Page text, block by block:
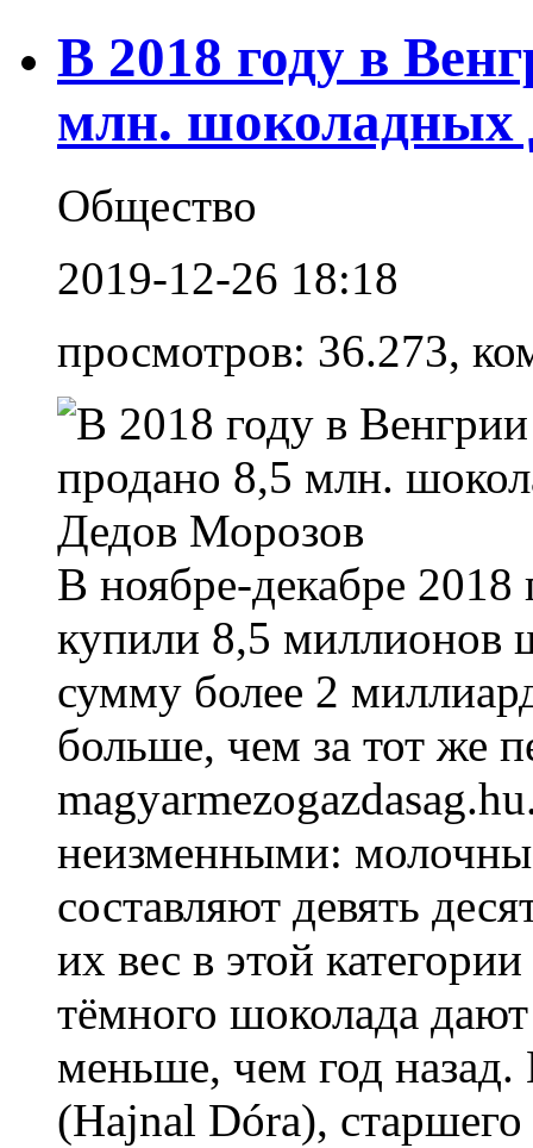
В 2018 году в
млн. шоколадных
Общество
2019-12-26 18:18
просмотров: 36.273,
В ноябре-декабре 2018
купили 8,5 миллионов
сумму более 2
больше, чем за тот же
неизменными:
составляют девять
их вес в этой
тёмного шоколада
меньше, чем год
(Hajnal Dóra), старшего